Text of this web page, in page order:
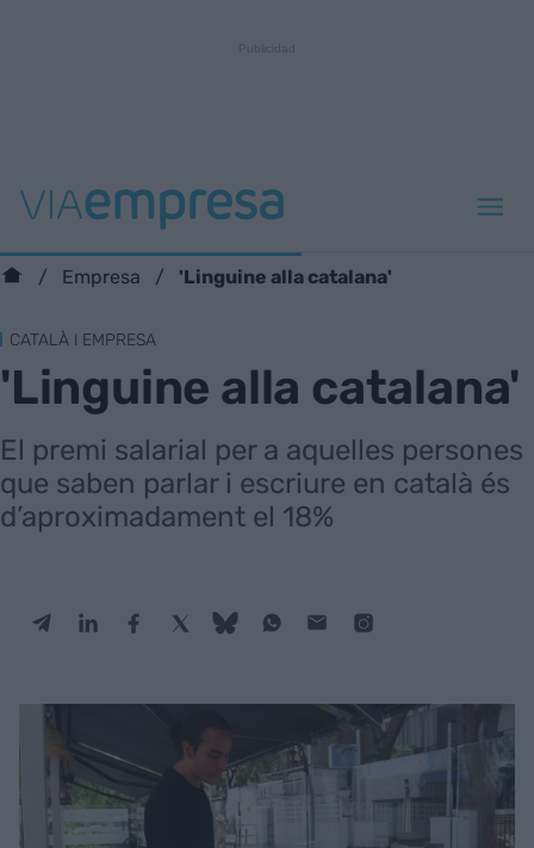
Empresa 'Linguine alla catalana'
CATALÀ I EMPRESA
'Linguine alla catalana'
El premi salarial per a aquelles persones
que saben parlar i escriure en català és
d’aproximadament el 18%